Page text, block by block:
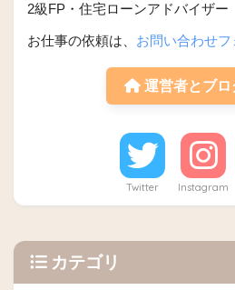
2級FP・住宅ローンアドバイザー
お仕事の依頼は、 お問い合わせフ
運営者とブロ
Twitter Instagram
カテゴリ